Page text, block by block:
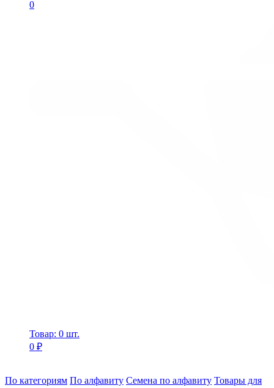
0
Товар: 0 шт.
0 ₽
По категориям По алфавиту Семена по алфавиту Товары для